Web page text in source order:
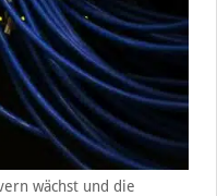
wächst und die